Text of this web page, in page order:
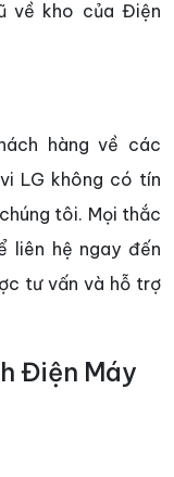
về kho của Điện
hàng về các
LG không có tín
tôi. Mọi thắc
liên hệ ngay đến
tư vấn và hỗ trợ
Điện Máy